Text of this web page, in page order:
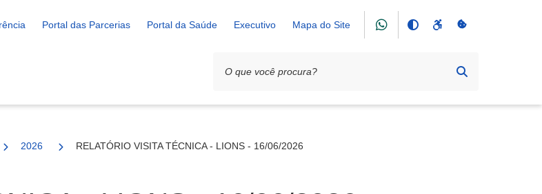
Portal das Parcerias Portal da Saúde Executivo Mapa do Site
2026 RELATÓRIO VISITA TÉCNICA - LIONS - 16/06/2026